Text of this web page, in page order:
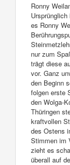
Ronny
es Ronny
nur zum
trägt diese
vor. Ganz
den Beginn
folgen erste
den Wolga-
Thüringen
kraftvollen
des Ostens
Stimmen im
zieht es
überall auf